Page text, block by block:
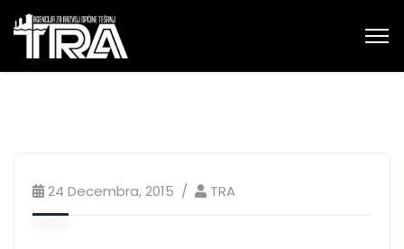
24 Decembra, 2015 TRA